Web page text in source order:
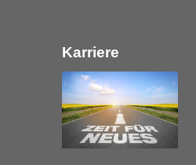
n
n
a
c
h
Karriere